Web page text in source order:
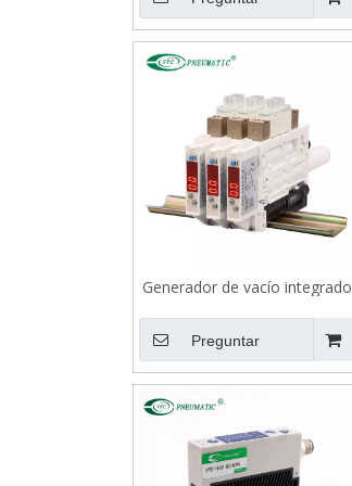
Generador de vacío integrado
Preguntar